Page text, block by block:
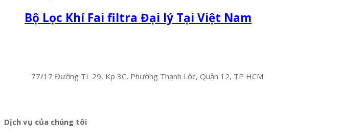
Bộ Lọc Khí Fai filtra Đại lý Tại Việt Nam
77/17 Đường TL 29, Kp 3C, Phường Thạnh Lộc, Quận 12, TP HCM
Dịch vụ của chúng tôi